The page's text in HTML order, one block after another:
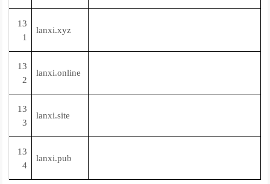
13
1
lanxi.xyz
13
2
lanxi.online
13
3
lanxi.site
13
4
lanxi.pub